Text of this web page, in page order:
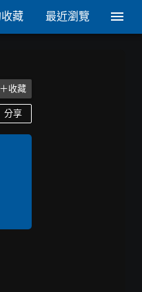
藏 最近瀏覽
＋收藏
分享